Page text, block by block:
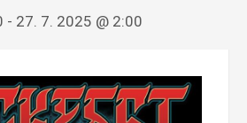
- 27. 7. 2025 @ 2:00